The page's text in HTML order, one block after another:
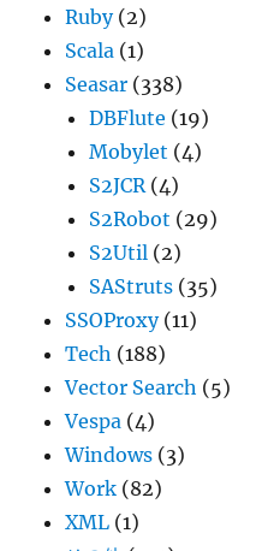
Ruby(2)
Scala (1)
Seasar (338)
DBFlute (19)
Mobylet (4)
S2JCR(4)
S2Robot (29)
S2Util (2)
SAStruts (35)
SSOProxy(11)
Tech (188)
Vector Search (5)
Vespa (4)
Windows (3)
Work (82)
XML (1)